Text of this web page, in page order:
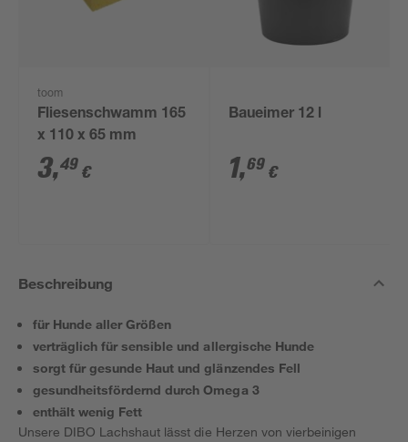
toom
Fliesenschwamm 165
x 110 x 65 mm
3,49 €
Baueimer 12 l
1,69 €
Beschreibung
für Hunde aller Größen
verträglich für sensible und allergische Hunde
sorgt für gesunde Haut und glänzendes Fell
gesundheitsfördernd durch Omega 3
enthält wenig Fett
Unsere DIBO Lachshaut lässt die Herzen von vierbeinigen